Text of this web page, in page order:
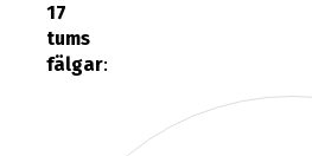
17
tums
fälgar: